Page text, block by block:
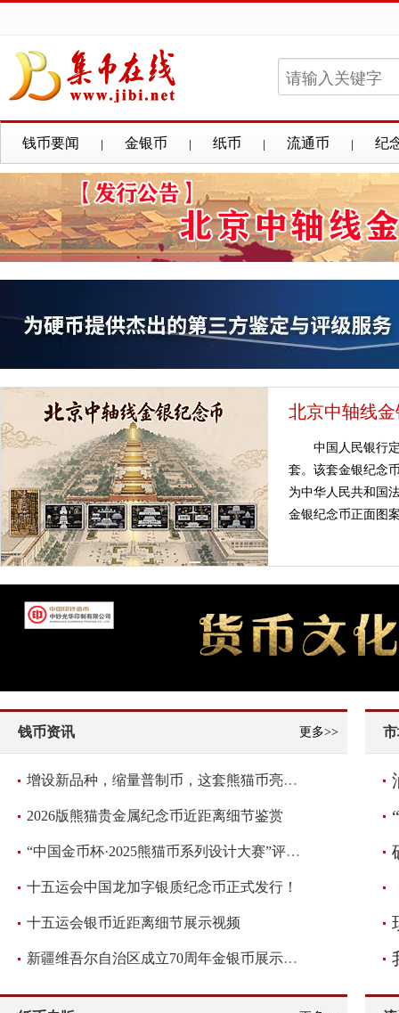
钱币要闻 金银币 纸币 流通币 纪
北京中轴线
中国人民银行
套。该套金银纪念
为中华人民共和国
金银纪念币正面图
更多>>
钱币资讯
增设新品种，缩量普制币，这套熊猫币亮点频现！
2026版熊猫贵金属纪念币近距离细节鉴赏
“中国金币杯·2025熊猫币系列设计大赛”评审圆满落幕！
十五运会中国龙加字银质纪念币正式发行！
十五运会银币近距离细节展示视频
新疆维吾尔自治区成立70周年金银币展示视频